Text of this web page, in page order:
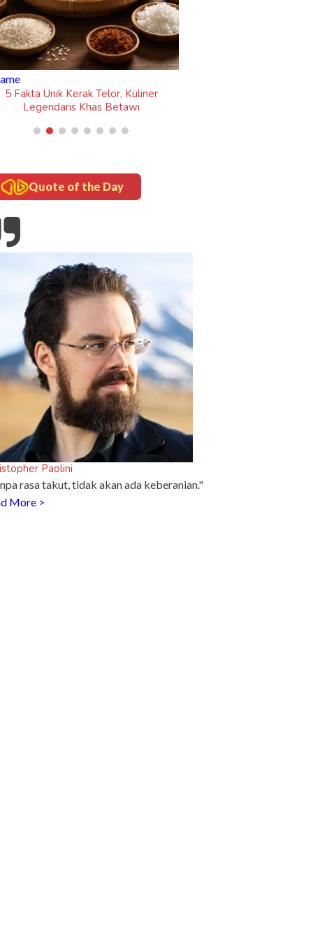
Quote of the Day
Paolini
rasa takut, tidak akan ada keberanian."
More >